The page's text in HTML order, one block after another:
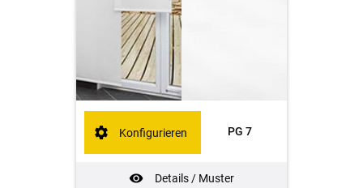
PG 7
Details / Muster
Konfigurieren